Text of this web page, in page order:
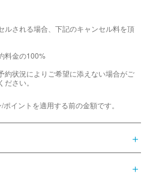
ルされる場合、下記のキャンセル料を頂
料金の100%
約状況によりご希望に添えない場合がご
さい。
イントを適用する前の金額です。